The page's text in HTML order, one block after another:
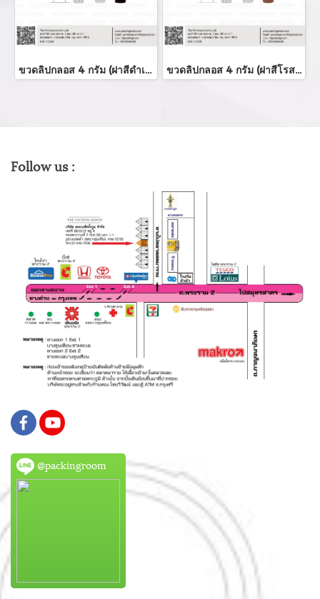
ขวดลิปกลอส 4 กรัม (ฝาสีดำเงา) ขวดลิปกลอส 4 กรัม (ฝาสีโรสโกล์ด)
Follow us :
@packingroom